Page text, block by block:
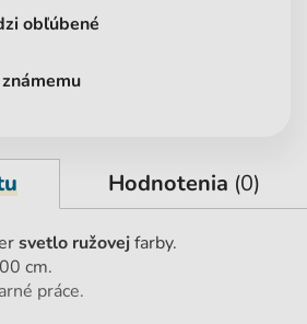
obľúbené
Hodnotenia (0)
svetlo ružovejfarby.
cm.
práce.